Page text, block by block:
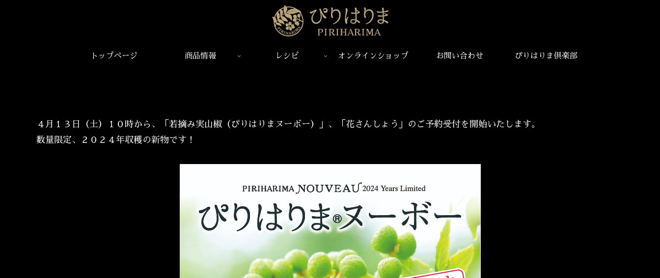
トップページ 商品情報 レシピ オンラインショップ お問い合わせ ぴりはりま倶楽部
４月１３日（土）１０時から、「若摘み実山椒（ぴりはりまヌーボー）」、「花さんしょう」のご予約受付を開始いたします。
数量限定、２０２４年収穫の新物です！